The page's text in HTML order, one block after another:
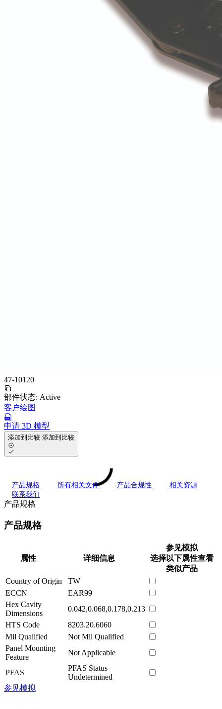
47-10120
部件状态: Active
客户绘图
申请 3D 模型
添加到比较 添加到比较
产品规格 所有相关文件 产品合规性
相关资源
联系我们
产品规格
产品规格
属性 详细信息
参见模拟
选择以下属性查看
类似产品
Country of Origin
TW
ECCN
EAR99
Hex Cavity
Dimensions
0.042,0.068,0.178,0.213
HTS Code
8203.20.6060
Mil Qualified
Not Mil Qualified
Panel Mounting
Feature
Not Applicable
PFAS
PFAS Status
Undetermined
参见模拟